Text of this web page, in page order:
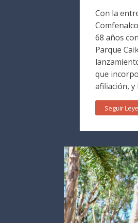
Con la
68 años
Parque
que
afiliación,
Seguir